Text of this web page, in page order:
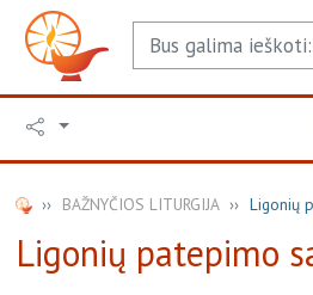
BAŽNYČIOS LITURGIJA Ligonių
Ligonių patepimo